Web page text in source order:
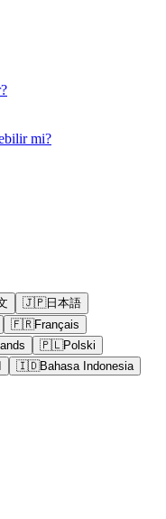
mi?
🇯🇵日本語
🇫🇷Français
🇵🇱Polski
🇮🇩Bahasa Indonesia